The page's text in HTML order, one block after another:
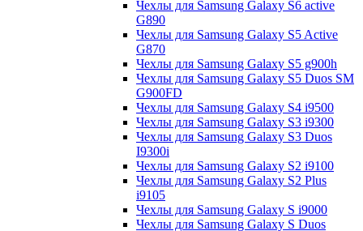
Чехлы для Samsung Galaxy S6 active
G890
Чехлы для Samsung Galaxy S5 Active
G870
Чехлы для Samsung Galaxy S5 g900h
Чехлы для Samsung Galaxy S5 Duos SM
G900FD
Чехлы для Samsung Galaxy S4 i9500
Чехлы для Samsung Galaxy S3 i9300
Чехлы для Samsung Galaxy S3 Duos
I9300i
Чехлы для Samsung Galaxy S2 i9100
Чехлы для Samsung Galaxy S2 Plus
i9105
Чехлы для Samsung Galaxy S i9000
Чехлы для Samsung Galaxy S Duos